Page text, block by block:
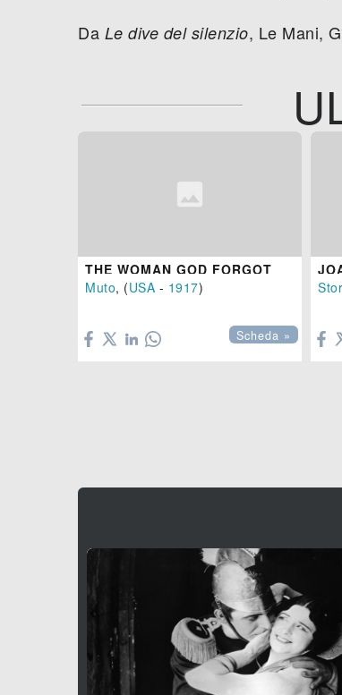
Da Le dive del silenzio, Le Mani,
THE WOMAN GOD FORGOT
Muto, (USA - 1917)
Scheda »